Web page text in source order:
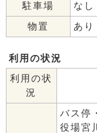
駐車場 なし
物置 あり
利用の状況
利用の状
況
バス停
役場宮